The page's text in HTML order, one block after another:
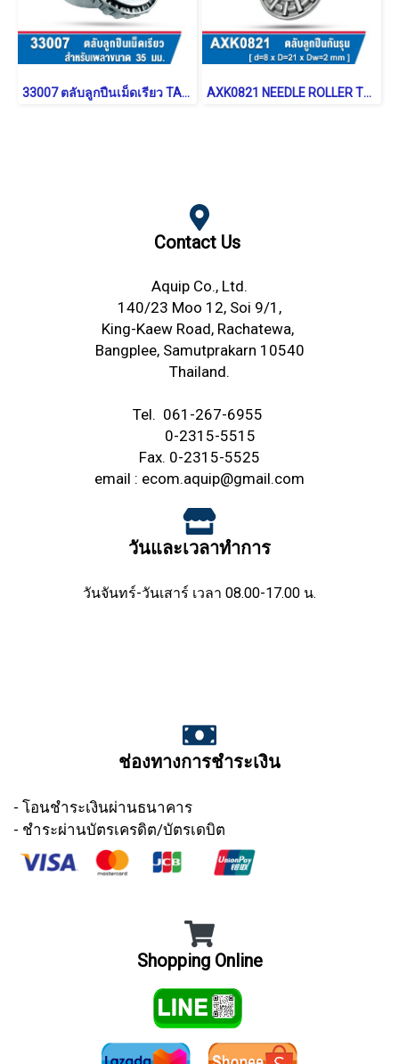
33007 ตลับลูกปืนเม็ดเรียว TAPERED ROLLER BEARING AXK0821 NEEDLE ROLLER THRUST WASHER BEARING
Contact Us
Aquip Co., Ltd.
140/23 Moo 12, Soi 9/1,
King-Kaew Road, Rachatewa,
Bangplee, Samutprakarn 10540
Thailand.
Tel. 061-267-6955
0-2315-5515
Fax. 0-2315-5525
email : ecom.aquip@gmail.com
วันและเวลาทำการ
วันจันทร์-วันเสาร์ เวลา 08.00-17.00 น.
ช่องทางการชำระเงิน
- โอนชำระเงินผ่านธนาคาร
- ชำระผ่านบัตรเครดิต/บัตรเดบิต
Shopping Online